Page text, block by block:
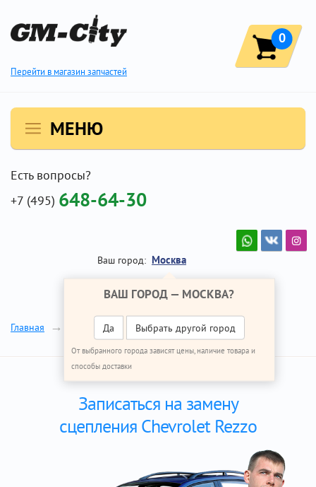
Перейти в магазин запчастей
0
МЕНЮ
Есть вопросы?
+7 (495) 648-64-30
Ваш город: Москва
ВАШ ГОРОД — МОСКВА?
Да Выбрать другой город
От выбранного города зависят цены, наличие товара и
способы доставки
Главная Ремонт Шевроле Реззо Сцепление
Записаться на замену
сцепления Chevrolet Rezzo